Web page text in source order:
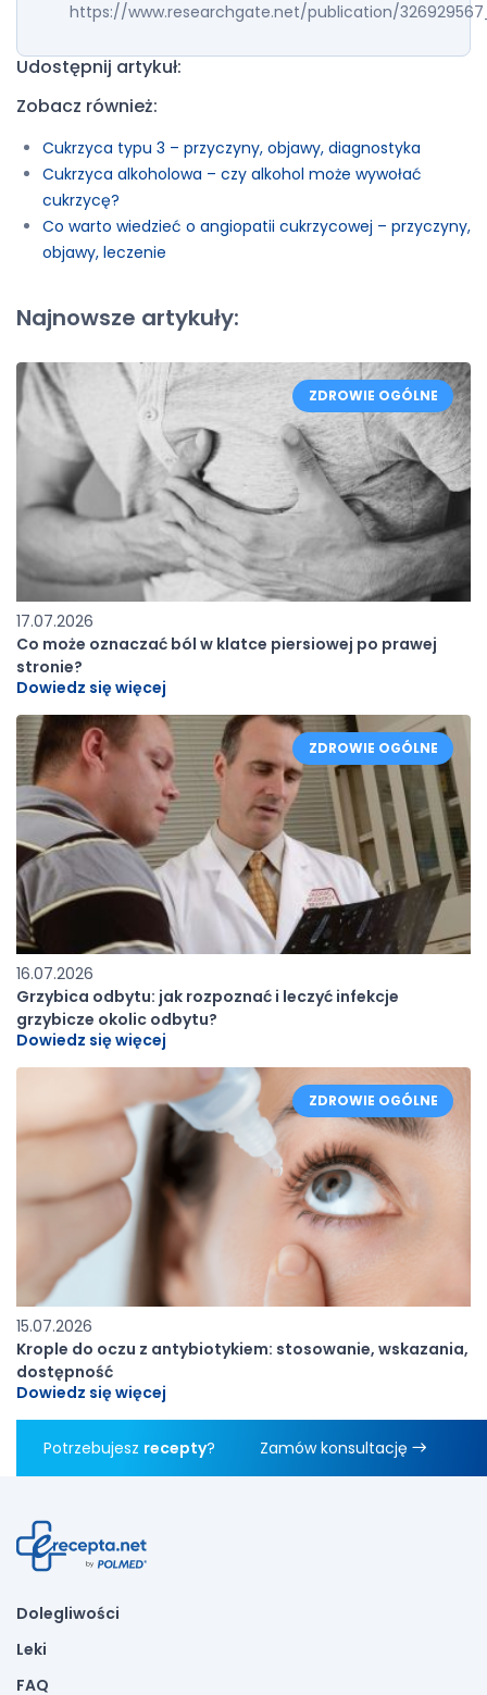
https://www.researchgate.net/publication/
Udostępnij artykuł:
Zobacz również:
Cukrzyca typu 3 – przyczyny, objawy, diagnostyka
Cukrzyca alkoholowa – czy alkohol może wywołać
cukrzycę?
Co warto wiedzieć o angiopatii cukrzycowej – przyczyny,
objawy, leczenie
Najnowsze artykuły:
17.07.2026
Co może oznaczać ból w klatce piersiowej po prawej
stronie?
Dowiedz się więcej
ZDROWIE OGÓLNE
16.07.2026
Grzybica odbytu: jak rozpoznać i leczyć infekcje
grzybicze okolic odbytu?
Dowiedz się więcej
ZDROWIE OGÓLNE
15.07.2026
Krople do oczu z antybiotykiem: stosowanie, wskazania,
dostępność
Dowiedz się więcej
ZDROWIE OGÓLNE
Potrzebujesz recepty? Zamów konsultację
Dolegliwości
Leki
FAQ